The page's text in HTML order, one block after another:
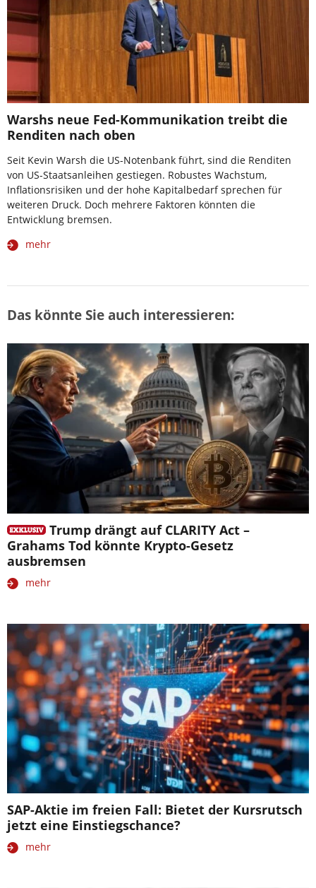
Warshs neue Fed-Kommunikation treibt die
Renditen nach oben
Seit Kevin Warsh die US-Notenbank führt, sind die Renditen
von US-Staatsanleihen gestiegen. Robustes Wachstum,
Inflationsrisiken und der hohe Kapitalbedarf sprechen für
weiteren Druck. Doch mehrere Faktoren könnten die
Entwicklung bremsen.
mehr
Das könnte Sie auch interessieren:
Trump drängt auf CLARITY Act –
Grahams Tod könnte Krypto-Gesetz
ausbremsen
mehr
SAP-Aktie im freien Fall: Bietet der Kursrutsch
jetzt eine Einstiegschance?
mehr